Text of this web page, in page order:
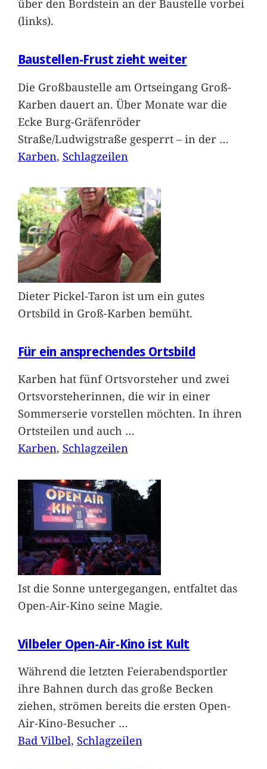
über den Bordstein an der Baustelle vorbei
(links).
Baustellen-Frust zieht weiter
Die Großbaustelle am Ortseingang Groß-
Karben dauert an. Über Monate war die
Ecke Burg-Gräfenröder
Straße/Ludwigstraße gesperrt – in der …
Karben, Schlagzeilen
Dieter Pickel-Taron ist um ein gutes
Ortsbild in Groß-Karben bemüht.
Für ein ansprechendes Ortsbild
Karben hat fünf Ortsvorsteher und zwei
Ortsvorsteherinnen, die wir in einer
Sommerserie vorstellen möchten. In ihren
Ortsteilen und auch …
Karben, Schlagzeilen
Ist die Sonne untergegangen, entfaltet das
Open-Air-Kino seine Magie.
Vilbeler Open-Air-Kino ist Kult
Während die letzten Feierabendsportler
ihre Bahnen durch das große Becken
ziehen, strömen bereits die ersten Open-
Air-Kino-Besucher …
Bad Vilbel, Schlagzeilen